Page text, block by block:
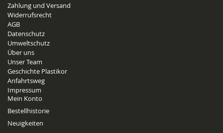
Zahlung und Versand
Widerrufsrecht
AGB
Datenschutz
Umweltschutz
Über uns
Unser Team
Geschichte Plastikor
Anfahrtsweg
Impressum
Mein Konto
Bestellhistorie
Neuigkeiten